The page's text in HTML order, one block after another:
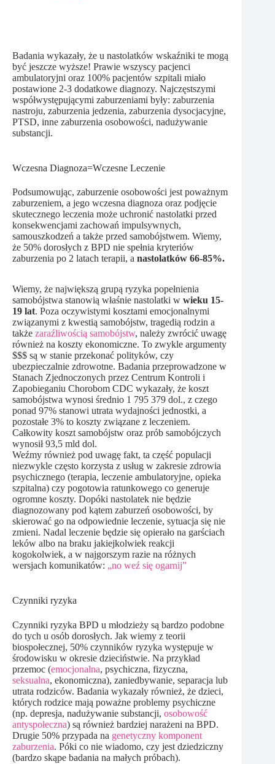
Badania wykazały, że u nastolatków wskaźniki te mogą
być jeszcze wyższe! Prawie wszyscy pacjenci
ambulatoryjni oraz 100% pacjentów szpitali miało
postawione 2-3 dodatkowe diagnozy. Najczęstszymi
współwystępującymi zaburzeniami były: zaburzenia
nastroju, zaburzenia jedzenia, zaburzenia dysocjacyjne,
PTSD, inne zaburzenia osobowości, nadużywanie
substancji.
Wczesna Diagnoza=Wczesne Leczenie
Podsumowując, zaburzenie osobowości jest poważnym
zaburzeniem, a jego wczesna diagnoza oraz podjęcie
skutecznego leczenia może uchronić nastolatki przed
konsekwencjami zachowań impulsywnych,
samouszkodzeń a także przed samobójstwem. Wiemy,
że 50% dorosłych z BPD nie spełnia kryteriów
zaburzenia po 2 latach terapii, a nastolatków 66-85%.
Wiemy, że największą grupą ryzyka popełnienia
samobójstwa stanowią właśnie nastolatki w wieku 15-
19 lat. Poza oczywistymi kosztami emocjonalnymi
związanymi z kwestią samobójstw, tragedią rodzin a
także zaraźliwością samobójstw, należy zwrócić uwagę
również na koszty ekonomiczne. To zwykle argumenty
$$$ są w stanie przekonać polityków, czy
ubezpieczalnie zdrowotne. Badania przeprowadzone w
Stanach Zjednoczonych przez Centrum Kontroli i
Zapobieganiu Chorobom CDC wykazały, że koszt
samobójstwa wynosi średnio 1 795 379 dol., z czego
ponad 97% stanowi utrata wydajności jednostki, a
pozostałe 3% to koszty związane z leczeniem.
Całkowity koszt samobójstw oraz prób samobójczych
wynosił 93,5 mld dol.
Weźmy również pod uwagę fakt, ta część populacji
niezwykle często korzysta z usług w zakresie zdrowia
psychicznego (terapia, leczenie ambulatoryjne, opieka
szpitalna) czy pogotowia ratunkowego co generuje
ogromne koszty. Dopóki nastolatek nie będzie
diagnozowany pod kątem zaburzeń osobowości, by
skierować go na odpowiednie leczenie, sytuacja się nie
zmieni. Nadal leczenie będzie się opierało na garściach
leków albo na braku jakiejkolwiek reakcji
kogokolwiek, a w najgorszym razie na różnych
wersjach komunikatów: „no weź się ogarnij”
Czynniki ryzyka
Czynniki ryzyka BPD u młodzieży są bardzo podobne
do tych u osób dorosłych. Jak wiemy z teorii
biospołecznej, 50% czynników ryzyka występuje w
środowisku w okresie dzieciństwie. Na przykład
przemoc (emocjonalna, psychiczna, fizyczna,
seksualna, ekonomiczna), zaniedbywanie, separacja lub
utrata rodziców. Badania wykazały również, że dzieci,
których rodzice mają poważne problemy psychiczne
(np. depresja, nadużywanie substancji, osobowość
antyspołeczna) są również bardziej narażeni na BPD.
Drugie 50% przypada na genetyczny komponent
zaburzenia. Póki co nie wiadomo, czy jest dziedziczny
(bardzo skąpe badania na małych próbach).